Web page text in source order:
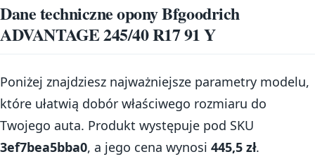
Dane techniczne opony Bfgoodrich
ADVANTAGE 245/40 R17 91 Y
Poniżej znajdziesz najważniejsze parametry modelu,
które ułatwią dobór właściwego rozmiaru do
Twojego auta. Produkt występuje pod SKU
3ef7bea5bba0, a jego cena wynosi 445,5 zł.